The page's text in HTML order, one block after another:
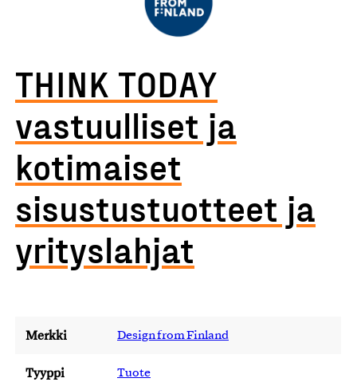
THINK TODAY
vastuulliset ja
kotimaiset
sisustustuotteet ja
yrityslahjat
Merkki Design from Finland
Tyyppi Tuote